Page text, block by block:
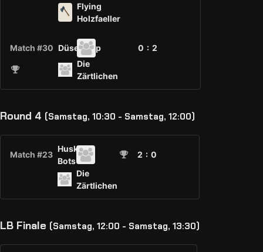
Flying
Holzfaeller
Match #30 Düsenjeep 0 : 2
Die
Zärtlichen
Round 4 (Samstag, 10:30 - Samstag, 12:00)
Match #23
Huskies
Bots
2 : 0
Die
Zärtlichen
LB Finale (Samstag, 12:00 - Samstag, 13:30)